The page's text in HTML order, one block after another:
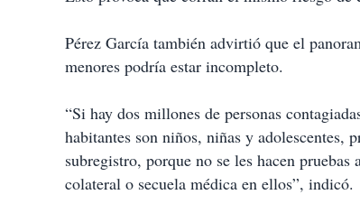
Pérez García también advirtió que el
menores podría estar incompleto.
“Si hay dos millones de personas
habitantes son niños, niñas y adolescentes,
subregistro, porque no se les hacen
colateral o secuela médica en ellos”, indicó.